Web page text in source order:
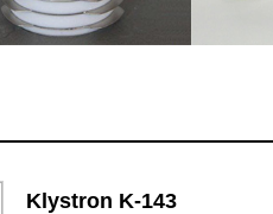
Klystron K-143